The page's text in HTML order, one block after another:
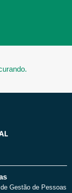
Gestão de Pessoas